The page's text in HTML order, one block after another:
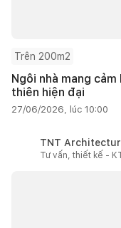
Trên 200m2
Ngôi nhà mang
thiên hiện đại
27/06/2026, lúc 10:00
TNT
Tư vấn, thiết kế -